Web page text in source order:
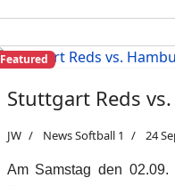
Featured
Stuttgart Reds
JW News Softball 1 24
Am Samstag den